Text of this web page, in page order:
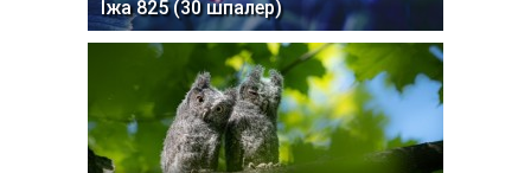
Їжа 825 (30 шпалер)